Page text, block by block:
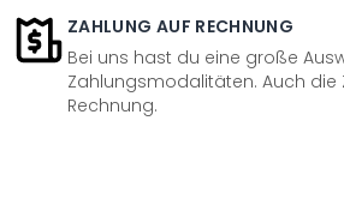
ZAHLUNG AUF RECHNUNG
Bei uns hast du eine große
Zahlungsmodalitäten. Auch die
Rechnung.